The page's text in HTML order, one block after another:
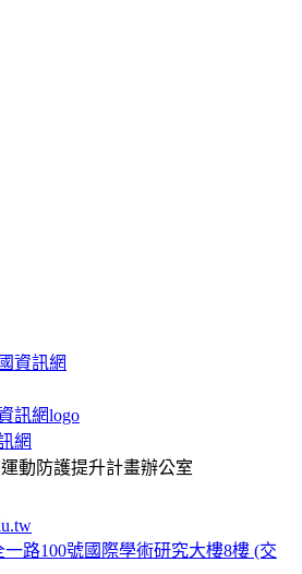
資訊網
網
動防護提升計畫辦公室
路100號國際學術研究大樓8樓 (交